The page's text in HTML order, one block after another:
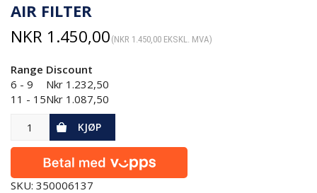
AIR FILTER
NKR 1.450,00 (NKR 1.450,00 EKSKL. MVA)
Range Discount
6 - 9
Nkr 1.232,50
11 - 15Nkr 1.087,50
KJØP
SKU: 350006137